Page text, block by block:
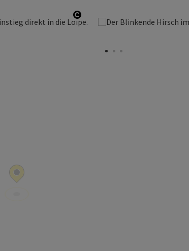
Copyright öffnen